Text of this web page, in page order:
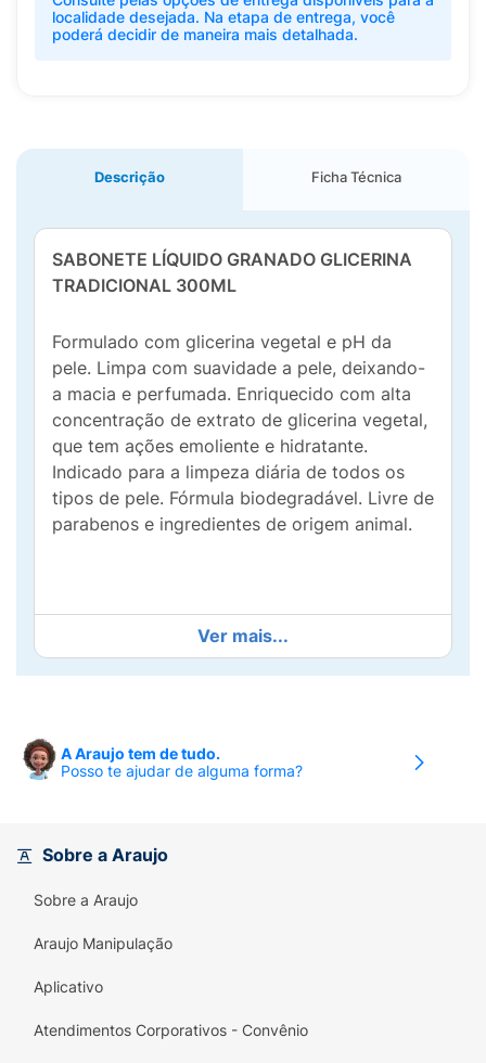
localidade desejada. Na etapa de entrega, você
poderá decidir de maneira mais detalhada.
Descrição Ficha Técnica
SABONETE LÍQUIDO GRANADO GLICERINA
TRADICIONAL 300ML
Formulado com glicerina vegetal e pH da
pele. Limpa com suavidade a pele, deixando-
a macia e perfumada. Enriquecido com alta
concentração de extrato de glicerina vegetal,
que tem ações emoliente e hidratante.
Indicado para a limpeza diária de todos os
tipos de pele. Fórmula biodegradável. Livre de
parabenos e ingredientes de origem animal.
Ver mais...
A Araujo tem de tudo.
Posso te ajudar de alguma forma?
Sobre a Araujo
Sobre a Araujo
Araujo Manipulação
Aplicativo
Atendimentos Corporativos - Convênio